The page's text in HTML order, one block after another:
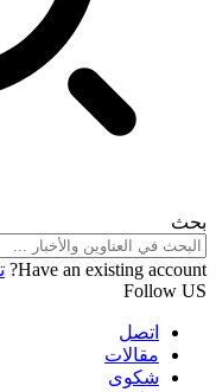
بحث
Have an existing account?
Follow US
اتصل
مقالات
شكوى